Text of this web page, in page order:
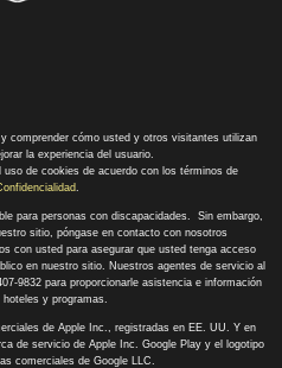
comprender cómo usted y otros visitantes utilizan
la experiencia del usuario.
de cookies de acuerdo con los términos de
.
para personas con discapacidades. Sin embargo,
sitio, póngase en contacto con nosotros
con usted para asegurar que usted tenga acceso
en nuestro sitio. Nuestros agentes de servicio al
9832 para proporcionarle asistencia e información
y programas.
de Apple Inc., registradas en EE. UU. Y en
de servicio de Apple Inc. Google Play y el logotipo
comerciales de Google LLC.